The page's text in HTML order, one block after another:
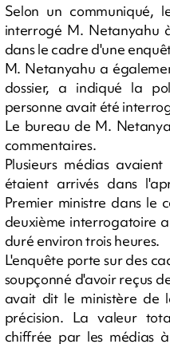
Selon un communiqué,
interrogé M. Netanyahu
dans le cadre d'une
M. Netanyahu a
dossier, a indiqué la
personne avait été
Le bureau de M.
commentaires.
Plusieurs médias
étaient arrivés dans
Premier ministre dans le
deuxième interrogatoire
duré environ trois heures.
L'enquête porte sur des
soupçonné d'avoir reçus
avait dit le ministère de
précision. La valeur
chiffrée par les médias